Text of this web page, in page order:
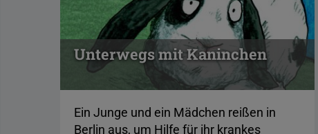
Unterwegs mit Kaninchen
Ein Junge und ein Mädchen reißen in
Berlin aus, um Hilfe für ihr krankes